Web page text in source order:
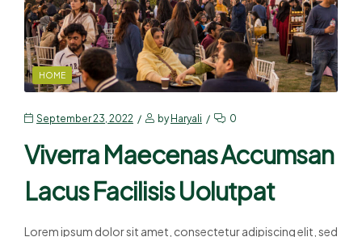
HOME
September 23, 2022 by Haryali 0
Viverra Maecenas Accumsan
Lacus Facilisis Uolutpat
Lorem ipsum dolor sit amet, consectetur adipiscing elit, sed